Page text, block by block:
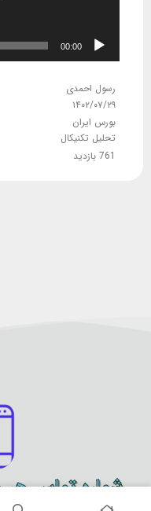
00:00
رسول احمدی
۱۴۰۲/۰۷/۲۹
بورس ایران
تحلیل تکنیکال
761 بازدید
شماره تماس هر روز 9 صبح